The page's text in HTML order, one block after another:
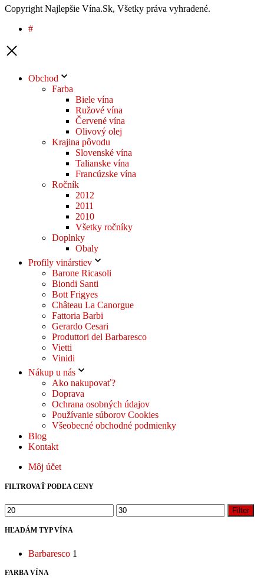
Copyright Najlepšie Vína.Sk, Všetky práva vyhradené.
#
Obchod
Farba
Biele vína
Ružové vína
Červené vína
Olivový olej
Krajina pôvodu
Slovenské vína
Talianske vína
Francúzske vína
Ročník
2012
2011
2010
Všetky ročníky
Doplnky
Obaly
Profily vinárstiev
Barone Ricasoli
Biondi Santi
Bott Frigyes
Château La Canorgue
Fattoria Barbi
Gerardo Cesari
Produttori del Barbaresco
Vietti
Vinidi
Nákup u nás
Ako nakupovať?
Doprava
Ochrana osobných údajov
Používanie súborov Cookies
Všeobecné obchodné podmienky
Blog
Kontakt
Môj účet
FILTROVAŤ PODĽA CENY
Minimálna
cena
Maximálna
cena
Filter
HĽADÁM TYP VÍNA
Barbaresco 1
FARBA VÍNA